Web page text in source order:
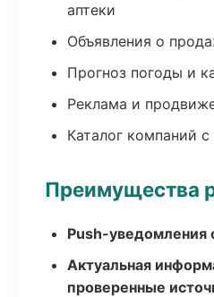
аптеки
Объявления о
Прогноз погоды и
Реклама и
Каталог компаний
Преимущества
Push-уведомления
Актуальная
проверенные